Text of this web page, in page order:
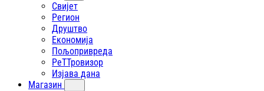
Свијет
Регион
Друштво
Економија
Пољопривреда
РеТТровизор
Изјава дана
Магазин